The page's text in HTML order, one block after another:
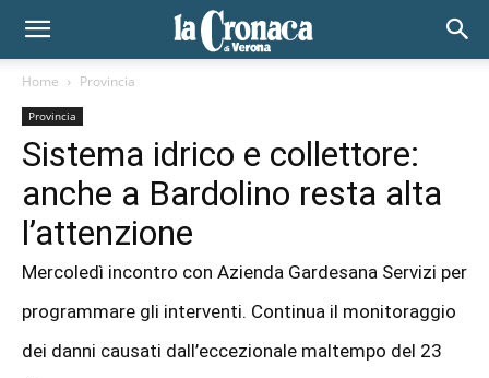
Home Provincia
Provincia
Sistema idrico e collettore:
anche a Bardolino resta alta
l’attenzione
Mercoledì incontro con Azienda Gardesana Servizi per
programmare gli interventi. Continua il monitoraggio
dei danni causati dall’eccezionale maltempo del 23